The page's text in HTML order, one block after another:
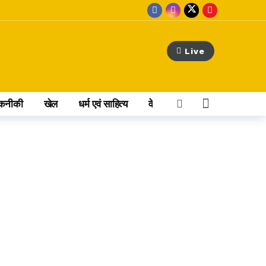
Live
खेल धर्म एवं साहित्य वेब स्टोरी अन्य खबर